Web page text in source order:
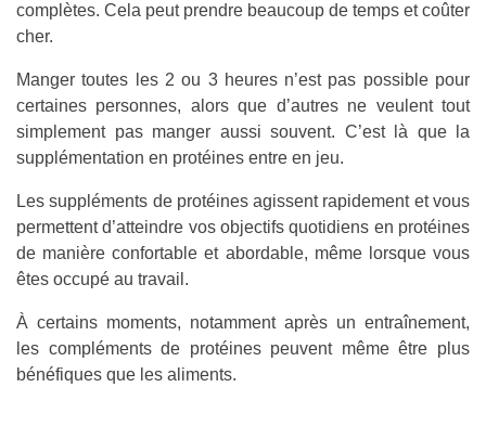
complètes. Cela peut prendre beaucoup de temps et coûter
cher.
Manger toutes les 2 ou 3 heures n’est pas possible pour
certaines personnes, alors que d’autres ne veulent tout
simplement pas manger aussi souvent. C’est là que la
supplémentation en protéines entre en jeu.
Les suppléments de protéines agissent rapidement et vous
permettent d’atteindre vos objectifs quotidiens en protéines
de manière confortable et abordable, même lorsque vous
êtes occupé au travail.
À certains moments, notamment après un entraînement,
les compléments de protéines peuvent même être plus
bénéfiques que les aliments.